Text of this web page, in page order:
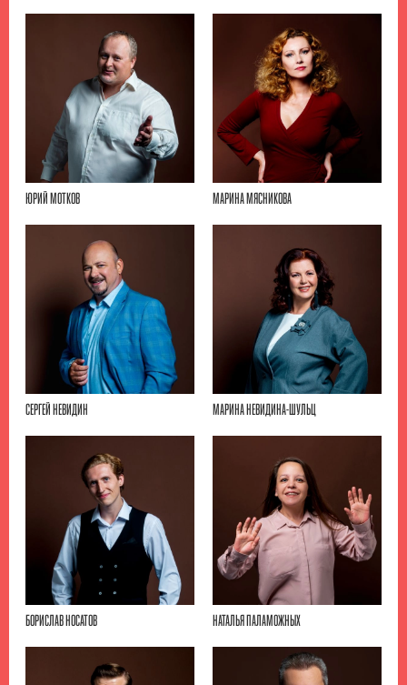
ЮРИЙ МОТКОВ МАРИНА МЯСНИКОВА
СЕРГЕЙ НЕВИДИН МАРИНА НЕВИДИНА-ШУЛЬЦ
БОРИСЛАВ НОСАТОВ НАТАЛЬЯ ПАЛАМОЖНЫХ